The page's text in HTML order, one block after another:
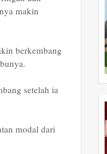
makin
berkembang
setelah ia
modal dari